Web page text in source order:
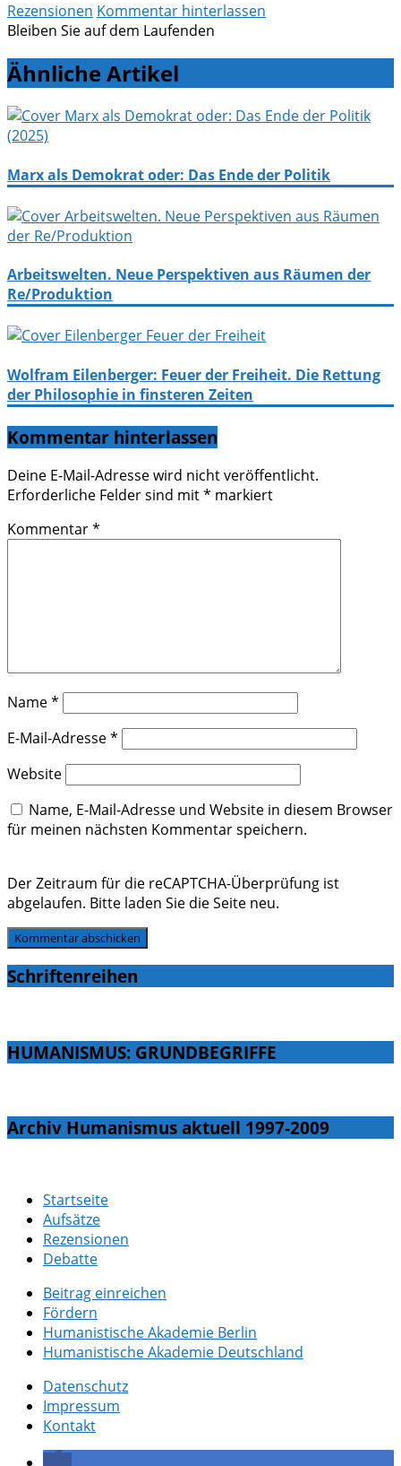
Rezensionen Kommentar hinterlassen
Bleiben Sie auf dem Laufenden
Ähnliche Artikel
Marx als Demokrat oder: Das Ende der Politik
Arbeitswelten. Neue Perspektiven aus Räumen der
Re/Produktion
Wolfram Eilenberger: Feuer der Freiheit. Die Rettung
der Philosophie in finsteren Zeiten
Kommentar hinterlassen
Deine E-Mail-Adresse wird nicht veröffentlicht.
Erforderliche Felder sind mit* markiert
Kommentar*
Name*
E-Mail-Adresse*
Website
Name, E-Mail-Adresse und Website in diesem Browser
für meinen nächsten Kommentar speichern.
Der Zeitraum für die reCAPTCHA-Überprüfung ist
abgelaufen. Bitte laden Sie die Seite neu.
Schriftenreihen
HUMANISMUS: GRUNDBEGRIFFE
Archiv Humanismus aktuell 1997-2009
Startseite
Aufsätze
Rezensionen
Debatte
Beitrag einreichen
Fördern
Humanistische Akademie Berlin
Humanistische Akademie Deutschland
Datenschutz
Impressum
Kontakt